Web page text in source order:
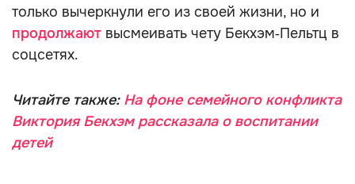
только вычеркнули его из своей жизни, но и
продолжают высмеивать чету Бекхэм‑Пельтц в
соцсетях.
Читайте также: На фоне семейного конфликта
Виктория Бекхэм рассказала о воспитании
детей